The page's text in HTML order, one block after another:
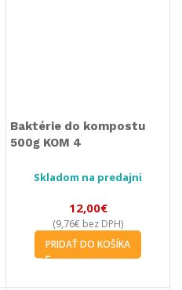
Baktérie do kompostu
500g KOM 4
Skladom na predajni
12,00€
(9,76€ bez DPH)
PRIDAŤ DO KOŠÍKA